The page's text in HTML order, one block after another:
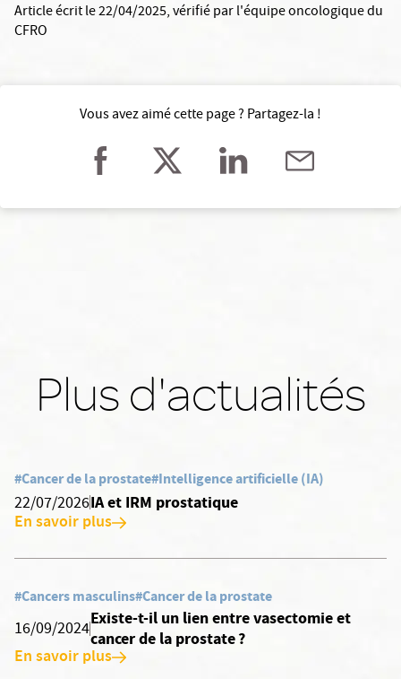
Article écrit le 22/04/2025, vérifié parl'équipe oncologique du
CFRO
Vous avez aimé cette page ? Partagez-la !
Plus d'actualités
#Cancer de la prostate#Intelligence artificielle (IA)
22/07/2026IA et IRM prostatique
En savoir plus
#Cancers masculins#Cancer de la prostate
16/09/2024
Existe-t-il un lien entre vasectomie et
cancer de la prostate ?
En savoir plus